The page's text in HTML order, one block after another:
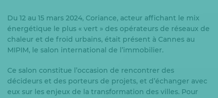
Du 12 au 15 mars 2024, Coriance, acteur affichant le mix
énergétique le plus « vert » des opérateurs de réseaux de
chaleur et de froid urbains, était présent à Cannes au
MIPIM, le salon international de l’immobilier.
Ce salon constitue l’occasion de rencontrer des
décideurs et des porteurs de projets, et d’échanger avec
eux sur les enjeux de la transformation des villes. Pour